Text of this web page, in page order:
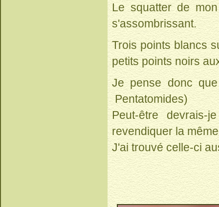
Le squatter de
s'assombrissant.
Trois points blancs
petits points noirs
Je pense donc
Pentatomides)
Peut-être
revendiquer la
J'ai trouvé celle-ci